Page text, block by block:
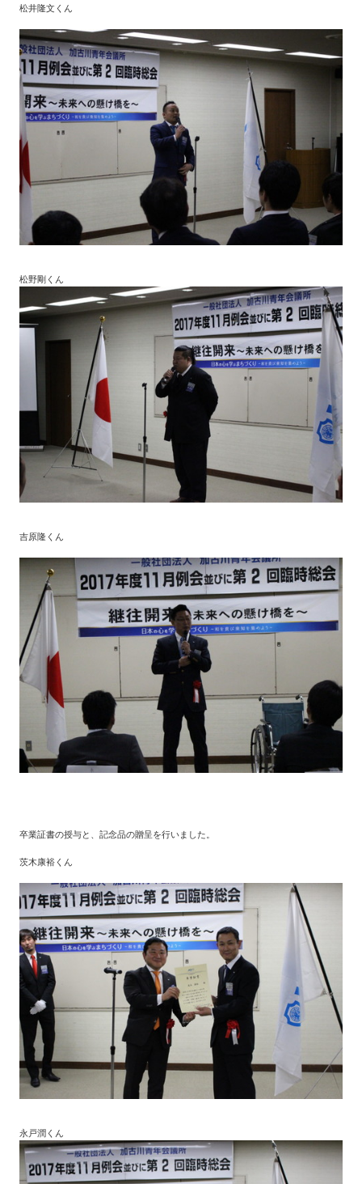
松井隆文くん
松野剛くん
吉原隆くん
卒業証書の授与と、記念品の贈呈を行いました。
茨木康裕くん
永戸潤くん